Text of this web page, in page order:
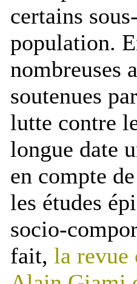
certains
population.
nombreuses
soutenues
lutte contre
longue date
en compte
les études
socio-
fait, la revue